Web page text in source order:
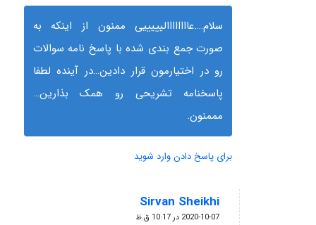
سلام….عاااااااالیییییی ممنون از اینکه به
صورت جمع بندی شده با پاسخ نامه سوالات
رو در اختیارمون قرار دادین…در آینده لطفا
پاسخنامه تشریحی رو همک بذارین…
مممنون.
برای پاسخ دادن وارد شوید
Sirvan Sheikhi
گفته:
2020-10-07 در 10:17 ق.ظ